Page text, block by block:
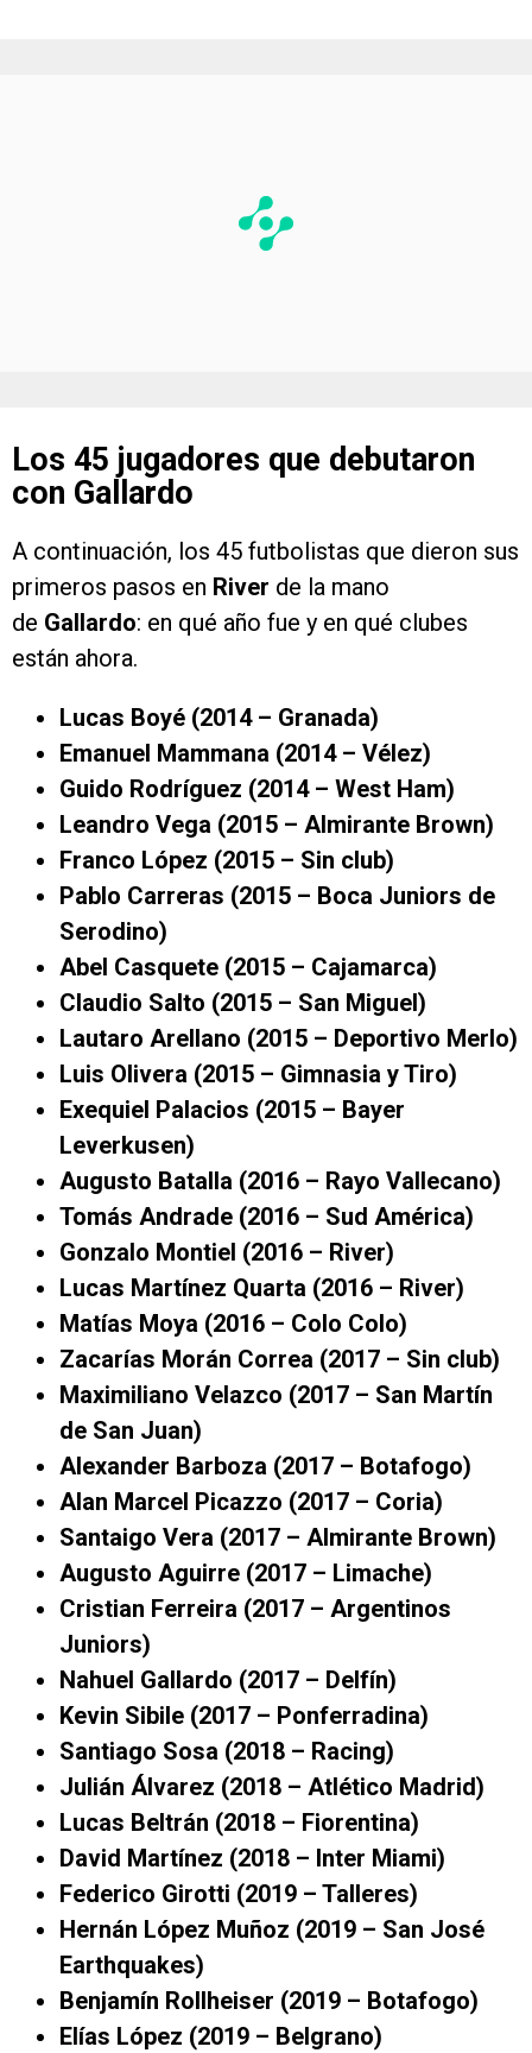
Los 45 jugadores que debutaron
con Gallardo
A continuación, los 45 futbolistas que dieron sus
primeros pasos en River de la mano
de Gallardo: en qué año fue y en qué clubes
están ahora.
Lucas Boyé (2014 – Granada)
Emanuel Mammana (2014 – Vélez)
Guido Rodríguez (2014 – West Ham)
Leandro Vega (2015 – Almirante Brown)
Franco López (2015 – Sin club)
Pablo Carreras (2015 – Boca Juniors de
Serodino)
Abel Casquete (2015 – Cajamarca)
Claudio Salto (2015 – San Miguel)
Lautaro Arellano (2015 – Deportivo Merlo)
Luis Olivera (2015 – Gimnasia y Tiro)
Exequiel Palacios (2015 – Bayer
Leverkusen)
Augusto Batalla (2016 – Rayo Vallecano)
Tomás Andrade (2016 – Sud América)
Gonzalo Montiel (2016 – River)
Lucas Martínez Quarta (2016 – River)
Matías Moya (2016 – Colo Colo)
Zacarías Morán Correa (2017 – Sin club)
Maximiliano Velazco (2017 – San Martín
de San Juan)
Alexander Barboza (2017 – Botafogo)
Alan Marcel Picazzo (2017 – Coria)
Santaigo Vera (2017 – Almirante Brown)
Augusto Aguirre (2017 – Limache)
Cristian Ferreira (2017 – Argentinos
Juniors)
Nahuel Gallardo (2017 – Delfín)
Kevin Sibile (2017 – Ponferradina)
Santiago Sosa (2018 – Racing)
Julián Álvarez (2018 – Atlético Madrid)
Lucas Beltrán (2018 – Fiorentina)
David Martínez (2018 – Inter Miami)
Federico Girotti (2019 – Talleres)
Hernán López Muñoz (2019 – San José
Earthquakes)
Benjamín Rollheiser (2019 – Botafogo)
Elías López (2019 – Belgrano)